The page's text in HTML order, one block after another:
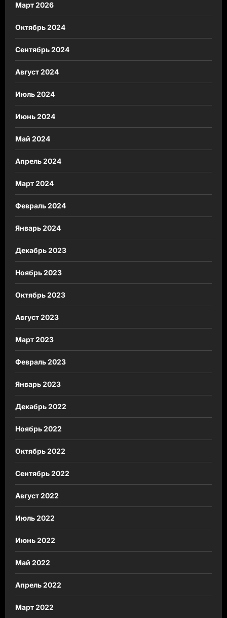
Март 2026
Октябрь 2024
Сентябрь 2024
Август 2024
Июль 2024
Июнь 2024
Май 2024
Апрель 2024
Март 2024
Февраль 2024
Январь 2024
Декабрь 2023
Ноябрь 2023
Октябрь 2023
Август 2023
Март 2023
Февраль 2023
Январь 2023
Декабрь 2022
Ноябрь 2022
Октябрь 2022
Сентябрь 2022
Август 2022
Июль 2022
Июнь 2022
Май 2022
Апрель 2022
Март 2022